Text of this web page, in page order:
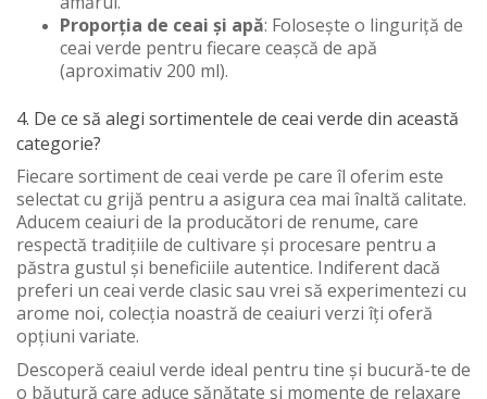
Proporția de ceai și apă: Folosește o linguriță de
ceai verde pentru fiecare ceașcă de apă
(aproximativ 200 ml).
4. De ce să alegi sortimentele de ceai verde din această
categorie?
Fiecare sortiment de ceai verde pe care îl oferim este
selectat cu grijă pentru a asigura cea mai înaltă calitate.
Aducem ceaiuri de la producători de renume, care
respectă tradițiile de cultivare și procesare pentru a
păstra gustul și beneficiile autentice. Indiferent dacă
preferi un ceai verde clasic sau vrei să experimentezi cu
arome noi, colecția noastră de ceaiuri verzi îți oferă
opțiuni variate.
Descoperă ceaiul verde ideal pentru tine și bucură-te de
o băutură care aduce sănătate și momente de relaxare